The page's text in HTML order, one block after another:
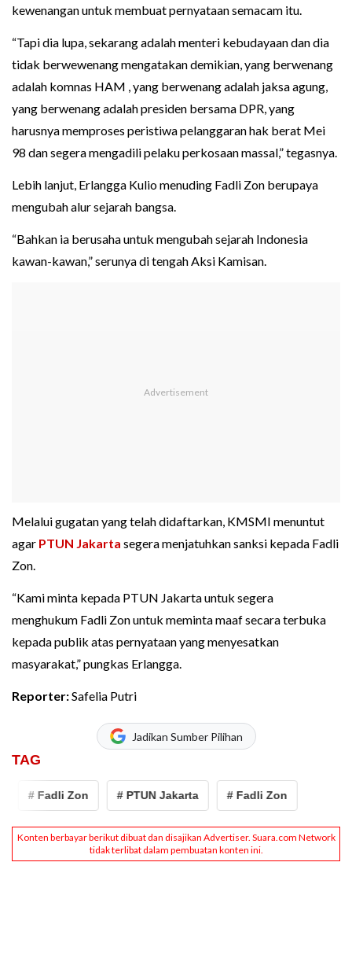
kewenangan untuk membuat pernyataan semacam itu.
“Tapi dia lupa, sekarang adalah menteri kebudayaan dan dia
tidak berwewenang mengatakan demikian, yang berwenang
adalah komnas HAM , yang berwenang adalah jaksa agung,
yang berwenang adalah presiden bersama DPR, yang
harusnya memproses peristiwa pelanggaran hak berat Mei
98 dan segera mengadili pelaku perkosaan massal,” tegasnya.
Lebih lanjut, Erlangga Kulio menuding Fadli Zon berupaya
mengubah alur sejarah bangsa.
“Bahkan ia berusaha untuk mengubah sejarah Indonesia
kawan-kawan,” serunya di tengah Aksi Kamisan.
Melalui gugatan yang telah didaftarkan, KMSMI menuntut
agar PTUN Jakarta segera menjatuhkan sanksi kepada Fadli
Zon.
“Kami minta kepada PTUN Jakarta untuk segera
menghukum Fadli Zon untuk meminta maaf secara terbuka
kepada publik atas pernyataan yang menyesatkan
masyarakat,” pungkas Erlangga.
Reporter:Safelia Putri
Jadikan Sumber Pilihan
TAG
# Fadli Zon # PTUN Jakarta # Fadli Zon